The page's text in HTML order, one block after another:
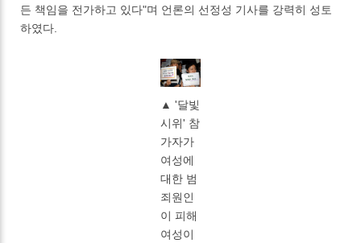
든 책임을 전가하고 있다"며 언론의 선정성 기사를 강력히 성토
하였다.
▲ '달빛
시위' 참
가자가
여성에
대한 범
죄원인
이 피해
여성이